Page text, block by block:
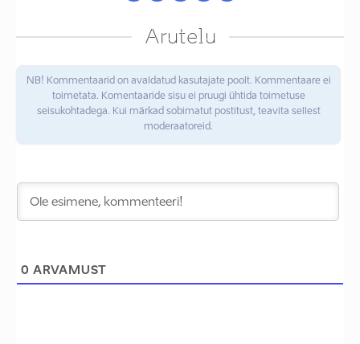
Arutelu
NB! Kommentaarid on avaldatud kasutajate poolt. Kommentaare ei
toimetata. Komentaaride sisu ei pruugi ühtida toimetuse
seisukohtadega. Kui märkad sobimatut postitust, teavita sellest
moderaatoreid.
0 ARVAMUST